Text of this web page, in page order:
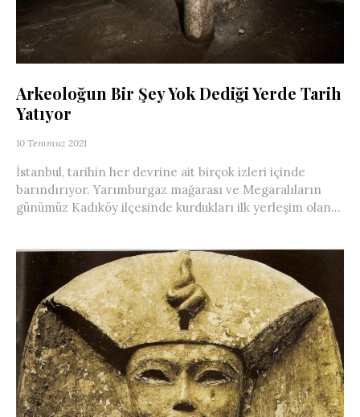
Arkeoloğun Bir Şey Yok Dediği Yerde Tarih
Yatıyor
10 Temmuz 2021
İstanbul, tarihin her devrine ait birçok izleri içinde
barındırıyor. Yarımburgaz mağarası ve Megaralıların
günümüz Kadıköy ilçesinde kurdukları ilk yerleşim olan...